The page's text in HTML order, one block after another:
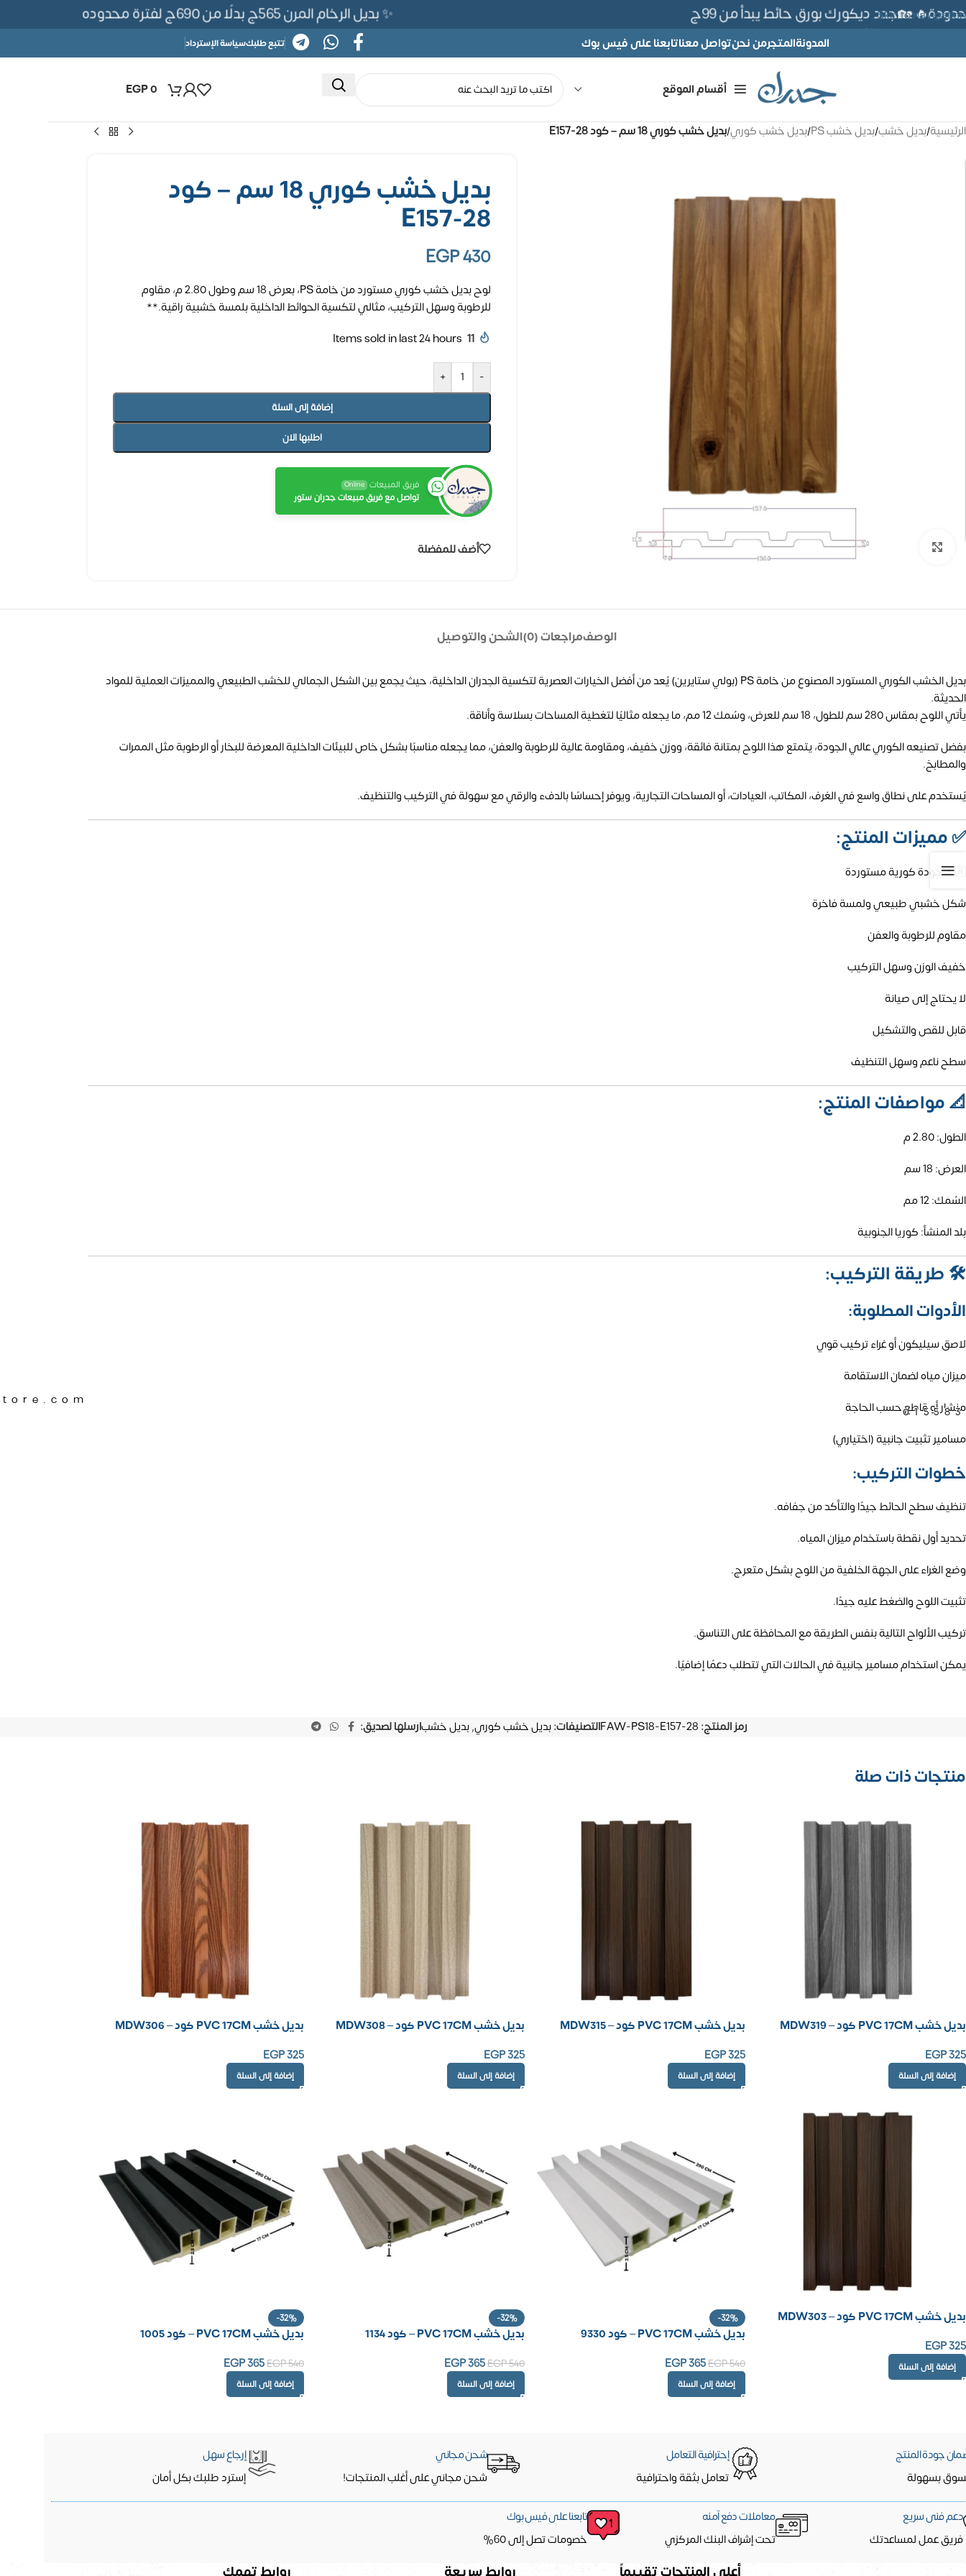
Skip to navigation
Skip to main content
✨ بديل الرخام المرن 565ج بدلًا من 690ج لفترة محدوده 🏡جدد ديكورك بورق حائط يبدأ من 99ج
المدونةالمتجرمن نحنتواصل معناتابعنا على فيس بوك تتبع طلبكسياسة الإسترداد
أقسام الموقع EGP0
الرئيسية/بديل خشب/بديل خشب PS /بديل خشب كوري/بديل خشب كوري 18 سم – كود E157-28
بديل خشب كوري 18 سم – كود
E157-28
EGP430
لوح بديل خشب كوري مستورد من خامة PS، بعرض 18 سم وطول 2.80 م، مقاوم
للرطوبة وسهل التركيب، مثالي لتكسية الحوائط الداخلية بلمسة خشبية راقية.**
11
Items sold in last 24 hours
-
+
إضافة إلى السلة
اطلبها الان
فريق المبيعات Online
تواصل مع فريق مبيعات جدران ستور
أضف للمفضلة
الوصفمراجعات (0) الشحن والتوصيل
بديل الخشب الكوري المستورد المصنوع من خامة PS (بولي ستايرين) يُعد من أفضل الخيارات العصرية لتكسية الجدران الداخلية، حيث يجمع بين الشكل الجمالي للخشب الطبيعي والمميزات العملية للمواد
الحديثة.
يأتي اللوح بمقاس 280 سم للطول، 18 سم للعرض، وسُمك 12 مم، ما يجعله مثاليًا لتغطية المساحات بسلاسة وأناقة.
بفضل تصنيعه الكوري عالي الجودة، يتمتع هذا اللوح بمتانة فائقة، ووزن خفيف، ومقاومة عالية للرطوبة والعفن، مما يجعله مناسبًا بشكل خاص للبيئات الداخلية المعرضة للبخار أو الرطوبة مثل الممرات
والمطابخ.
يُستخدم على نطاق واسع في الغرف، المكاتب، العيادات، أو المساحات التجارية، ويوفر إحساسًا بالدفء والرقي مع سهولة في التركيب والتنظيف.
✅مميزات المنتج:
🇰🇷 جودة كورية مستوردة
شكل خشبي طبيعي ولمسة فاخرة
مقاوم للرطوبة والعفن
خفيف الوزن وسهل التركيب
لا يحتاج إلى صيانة
قابل للقص والتشكيل
سطح ناعم وسهل التنظيف
📐مواصفات المنتج:
الطول: 2.80 م
العرض: 18 سم
السُمك: 12 مم
بلد المنشأ: كوريا الجنوبية
🛠️ طريقة التركيب:
الأدوات المطلوبة:
لاصق سيليكون أو غراء تركيب قوي
ميزان مياه لضمان الاستقامة
منشار أو قاطع حسب الحاجة
مسامير تثبيت جانبية (اختياري)
خطوات التركيب:
تنظيف سطح الحائط جيدًا والتأكد من جفافه.
تحديد أول نقطة باستخدام ميزان المياه.
وضع الغراء على الجهة الخلفية من اللوح بشكل متعرج.
تثبيت اللوح والضغط عليه جيدًا.
تركيب الألواح التالية بنفس الطريقة مع المحافظة على التناسق.
يمكن استخدام مسامير جانبية في الحالات التي تتطلب دعمًا إضافيًا.
رمز المنتج: FAW-PS18-E157-28التصنيفات:بديل خشب كوري,بديل خشبارسلها لصديق:
منتجات ذات صلة
بديل خشب PVC 17CM كود – MDW319
EGP325
إضافة إلى السلة
بديل خشب PVC 17CM كود – MDW315
EGP325
إضافة إلى السلة
بديل خشب PVC 17CM كود – MDW308
EGP325
إضافة إلى السلة
بديل خشب PVC 17CM كود – MDW306
EGP325
إضافة إلى السلة
بديل خشب PVC 17CM كود – MDW303
EGP325
إضافة إلى السلة
-32%
بديل خشب PVC 17CM – كود 9330
EGP540
EGP365
إضافة إلى السلة
-32%
بديل خشب PVC 17CM – كود 1134
EGP540
EGP365
إضافة إلى السلة
-32%
بديل خشب PVC 17CM – كود 1005
EGP540
EGP365
إضافة إلى السلة
جودة المنتج
بسهولة
إحترافية التعامل
تعامل بثقة واحترافية
شحن مجاني
شحن مجاني على أغلب المنتجات!
إرجاع سهل
إسترد طلبك بكل أمان
دعم فنى سريع
فريق عمل لمساعدتك
معاملات دفع آمنه
تحت إشراف البنك المركزي
تابعنا على فيس بوك
خصومات تصل إلى 60%
أعلى المنتجات تقييماً روابط سريعة روابط تهمك